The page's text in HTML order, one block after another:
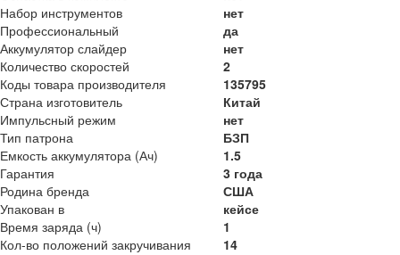
Набор инструментов
нет
Профессиональный
да
Аккумулятор слайдер
нет
Количество скоростей
2
Коды товара производителя
135795
Страна изготовитель
Китай
Импульсный режим
нет
Тип патрона
БЗП
Емкость аккумулятора (Ач)
1.5
Гарантия
3 года
Родина бренда
США
Упакован в
кейсе
Время заряда (ч)
1
Кол-во положений закручивания
14